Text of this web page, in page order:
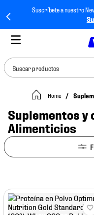
Suscríbete a nuestro
Buscar productos
Suplementos y
Alimenticios
TÉRMINOS MÁS
1
tenis mujer
2
3.
tenis
5.
6.
jersey